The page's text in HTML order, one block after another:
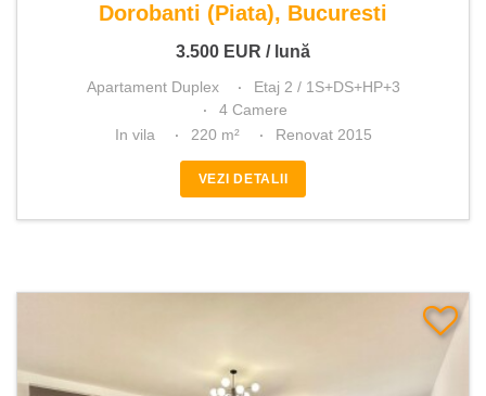
Dorobanti (Piata), Bucuresti
3.500 EUR / lună
Apartament Duplex
Etaj 2 / 1S+DS+HP+3
4 Camere
In vila
220 m² Renovat 2015
VEZI DETALII